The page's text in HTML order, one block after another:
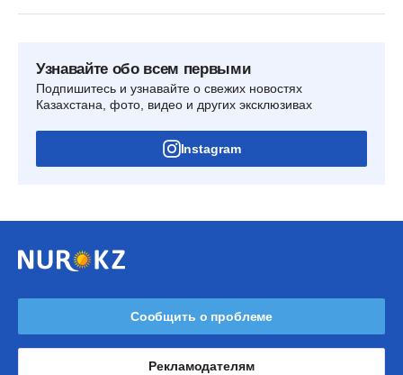
Узнавайте обо всем первыми
Подпишитесь и узнавайте о свежих новостях
Казахстана, фото, видео и других эксклюзивах
Instagram
Сообщить о проблеме
Рекламодателям